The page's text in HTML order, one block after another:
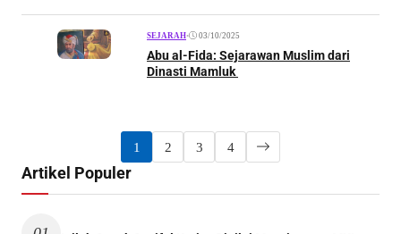
SEJARAH• 03/10/2025
Abu al-Fida: Sejarawan Muslim dari
Dinasti Mamluk
1 2 3 4
Artikel Populer